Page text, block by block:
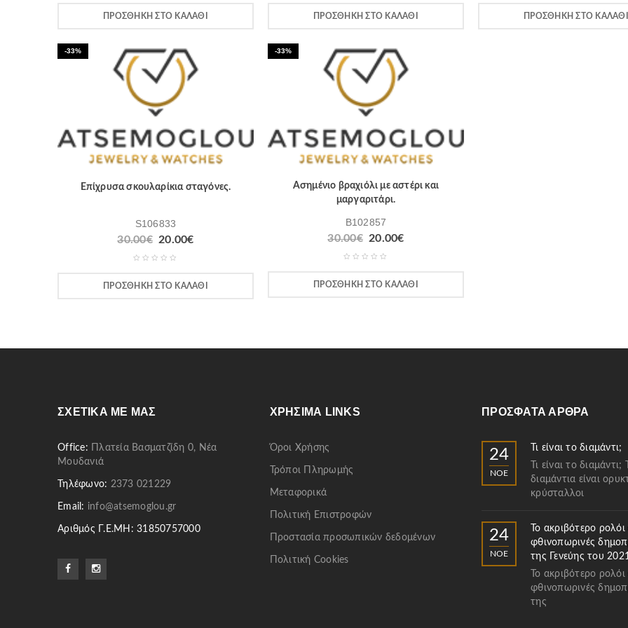
ΠΡΟΣΘΉΚΗ ΣΤΟ ΚΑΛΆΘΙ ΠΡΟΣΘΉΚΗ ΣΤΟ ΚΑΛΆΘΙ ΠΡΟΣΘΉΚΗ ΣΤΟ ΚΑΛΆΘΙ
-33%
Επίχρυσα σκουλαρίκια σταγόνες.
S106833
30.00€ 20.00€
ΠΡΟΣΘΉΚΗ ΣΤΟ ΚΑΛΆΘΙ
-33%
Ασημένιο βραχιόλι με αστέρι και
μαργαριτάρι.
B102857
30.00€ 20.00€
ΠΡΟΣΘΉΚΗ ΣΤΟ ΚΑΛΆΘΙ
ΣΧΕΤΙΚΆ ΜΕ ΜΑΣ
Office:
Πλατεία Βασματζίδη 0, Νέα
Μουδανιά
Τηλέφωνο: 2373 021229
Email: info@atsemoglou.gr
Αριθμός Γ.Ε.ΜΗ: 31850757000
ΧΡΉΣΙΜΑ LINKS
Όροι Χρήσης
Τρόποι Πληρωμής
Μεταφορικά
Πολιτική Επιστροφών
Προστασία προσωπικών δεδομένων
Πολιτική Cookies
ΠΡΌΣΦΑΤΑ ΆΡΘΡΑ
24
ΝΟΈ
Τι είναι το διαμάντι;
Τι είναι το διαμάντι;
διαμάντια είναι
κρύσταλλοι
24
ΝΟΈ
Το ακριβότερο
φθινοπωρινές
της Γενεύης του
Το ακριβότερο
φθινοπωρινές
της